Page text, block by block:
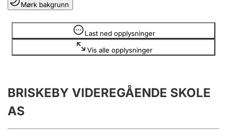
Lag og forening
Registrere, endre, slette
Årsregnskap
Innsending og forsinkelsesgebyr
Mørk bakgrunn
Last ned opplysninger
Vis alle opplysninger
Opplysninger er skjult
BRISKEBY VIDEREGÅENDE SKOLE
AS